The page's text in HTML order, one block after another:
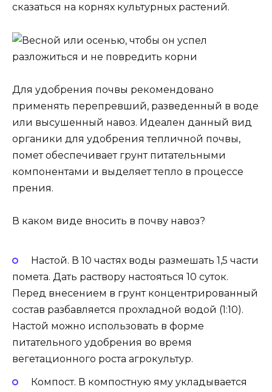
сказаться на корнях культурных растений.
Для удобрения почвы рекомендовано
применять перепревший, разведенный в воде
или высушенный навоз. Идеален данный вид
органики для удобрения тепличной почвы,
помет обеспечивает грунт питательными
компонентами и выделяет тепло в процессе
прения.
В каком виде вносить в почву навоз?
Настой. В 10 частях воды размешать 1,5 части
помета. Дать раствору настояться 10 суток.
Перед внесением в грунт концентрированный
состав разбавляется прохладной водой (1:10).
Настой можно использовать в форме
питательного удобрения во время
вегетационного роста агрокультур.
Компост. В компостную яму укладывается